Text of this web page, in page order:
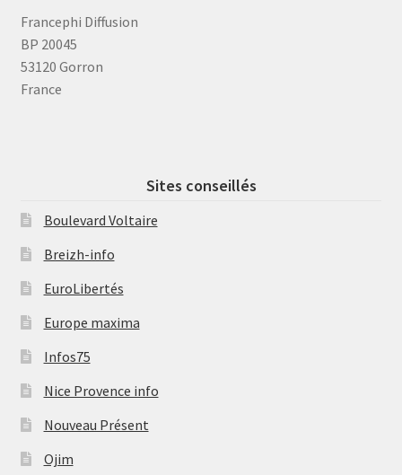
Francephi Diffusion
BP 20045
53120 Gorron
France
Sites conseillés
Boulevard Voltaire
Breizh-info
EuroLibertés
Europe maxima
Infos75
Nice Provence info
Nouveau Présent
Ojim